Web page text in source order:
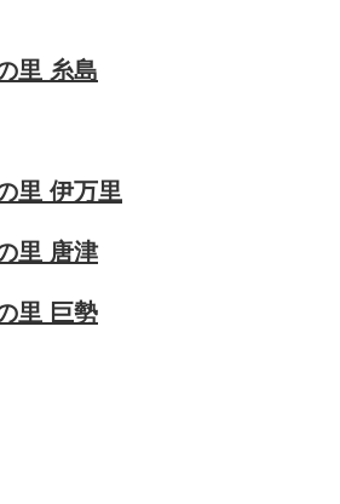
里 糸島
里 伊万里
里 唐津
里 巨勢